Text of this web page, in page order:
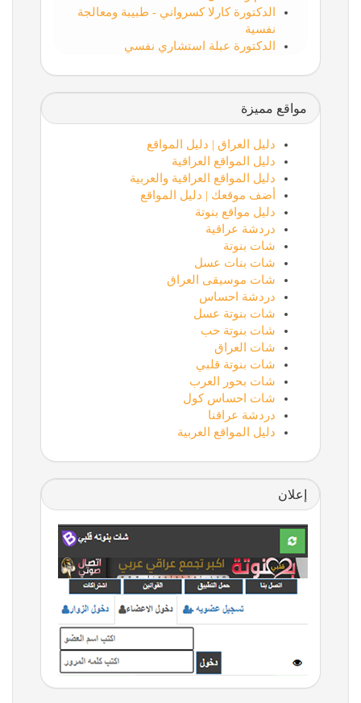
الدكتورة كارلا كسرواني - طبيبة ومعالجة
نفسية
الدكتورة عبلة استشاري نفسي
مواقع مميزة
دليل العراق | دليل المواقع
دليل المواقع العراقية
دليل المواقع العراقية والعربية
أضف موقعك | دليل المواقع
دليل مواقع بنوتة
دردشة عراقية
شات بنوتة
شات بنات عسل
شات موسيقى العراق
دردشة احساس
شات بنوتة عسل
شات بنوتة حب
شات العراق
شات بنوتة قلبي
شات بحور العرب
شات احساس كول
دردشة عراقنا
دليل المواقع العربية
إعلان